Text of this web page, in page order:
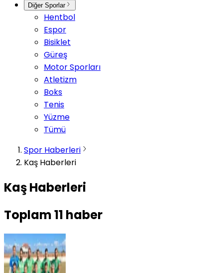
Diğer Sporlar
Hentbol
Espor
Bisiklet
Güreş
Motor Sporları
Atletizm
Boks
Tenis
Yüzme
Tümü
Spor Haberleri
Kaş Haberleri
Kaş Haberleri
Toplam11 haber